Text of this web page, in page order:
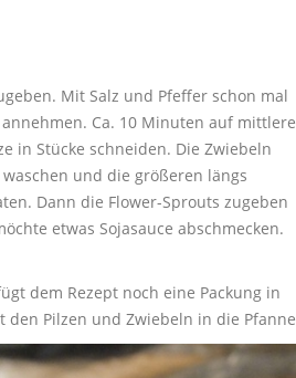
Mit Salz und Pfeffer schon mal
Ca. 10 Minuten auf
in Stücke schneiden. Die Zwiebeln
und die größeren längs
Dann die Flower-Sprouts zugeben
etwas Sojasauce abschmecken.
dem Rezept noch eine Packung in
Pilzen und Zwiebeln in die